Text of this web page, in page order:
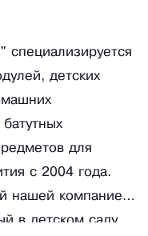
специализируется
детских
для
с 2004 года.
нашей компанией
в детском саду,